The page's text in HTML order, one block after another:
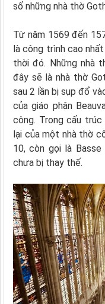
số những nhà thờ
Từ năm 1569 đến
là công trình cao
thời đó. Những nhà
đây sẽ là nhà thờ
sau 2 lần bị sụp đổ
của giáo phận
công. Trong cấu
lại của một nhà thờ
10, còn gọi là
chưa bị thay thế.